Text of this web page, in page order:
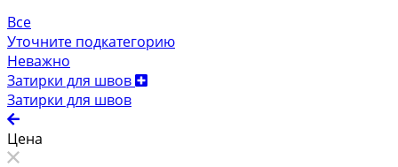
Все
Уточните подкатегорию
Неважно
Затирки для швов
Затирки для швов
Цена